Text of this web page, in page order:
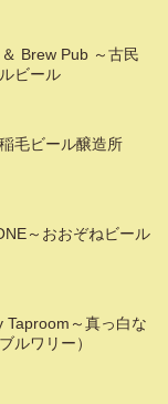
Brew Pub ～古民
ビール
毛ビール醸造所
～おおぞねビール
Taproom～真っ白な
ルワリー）